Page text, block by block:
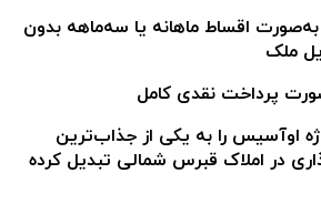
به‌صورت اقساط ماهانه یا سه‌ماهه بدون
ملک
اوآسیس را به یکی از جذاب‌ترین
در املاک قبرس شمالی تبدیل کرده